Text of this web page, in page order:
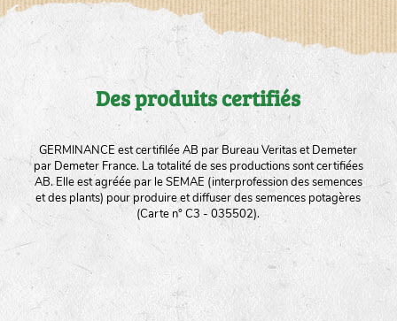
Des produits certifiés
GERMINANCE est certifilée AB par Bureau Veritas et Demeter
par Demeter France. La totalité de ses productions sont certifiées
AB. Elle est agréée par le SEMAE (interprofession des semences
et des plants) pour produire et diffuser des semences potagères
(Carte n° C3 - 035502).